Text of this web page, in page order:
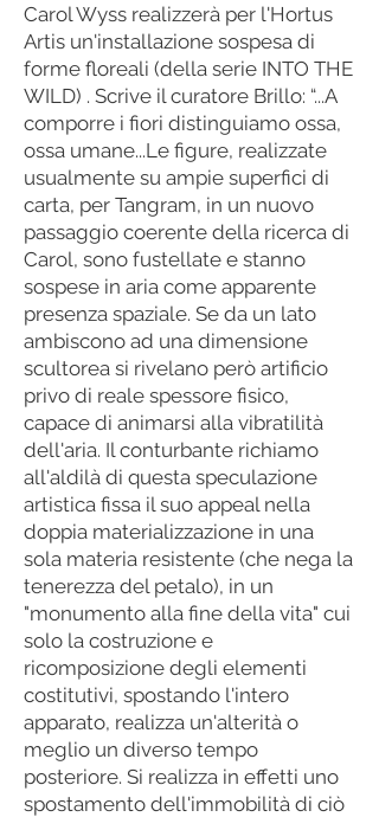
Carol Wyss realizzerà per l'Hortus
Artis un'installazione sospesa di
forme floreali (della serie INTO THE
WILD) . Scrive il curatore Brillo: “...A
comporre i fiori distinguiamo ossa,
ossa umane...Le figure, realizzate
usualmente su ampie superfici di
carta, per Tangram, in un nuovo
passaggio coerente della ricerca di
Carol, sono fustellate e stanno
sospese in aria come apparente
presenza spaziale. Se da un lato
ambiscono ad una dimensione
scultorea si rivelano però artificio
privo di reale spessore fisico,
capace di animarsi alla vibratilità
dell'aria. Il conturbante richiamo
all'aldilà di questa speculazione
artistica fissa il suo appeal nella
doppia materializzazione in una
sola materia resistente (che nega la
tenerezza del petalo), in un
"monumento alla fine della vita" cui
solo la costruzione e
ricomposizione degli elementi
costitutivi, spostando l'intero
apparato, realizza un'alterità o
meglio un diverso tempo
posteriore. Si realizza in effetti uno
spostamento dell'immobilità di ciò